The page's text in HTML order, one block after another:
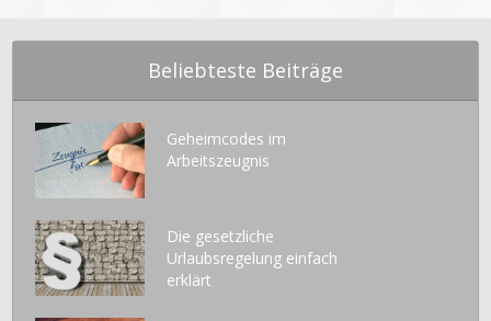
Beliebteste Beiträge
Geheimcodes im
Arbeitszeugnis
Die gesetzliche
Urlaubsregelung einfach
erklärt